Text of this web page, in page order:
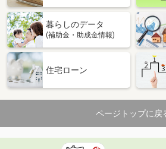
専有面積 24.9m²
間取り
愛知県名古屋市瑞穂区東栄町１
住 所
愛知県名古屋
専有面積 19.87m²
間取り
1K
愛知県名古屋市中村区香取町１
暮らしのデータ
(補助金・助成金情報)
住宅ローン
ページトップに戻